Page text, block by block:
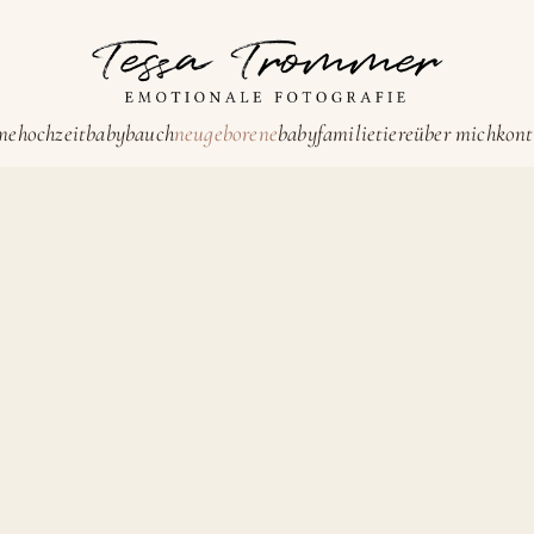
hochzeitbabybauchneugeborenebabyfamilietiereüber mich